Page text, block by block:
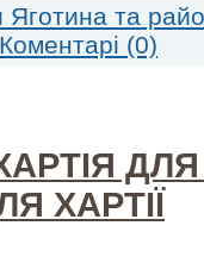
Яготина та
Коментарі (0)
ХАРТІЇ